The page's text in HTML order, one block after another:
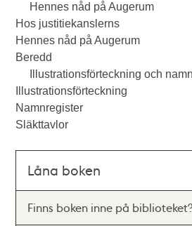
Hennes nåd på Augerum
Hos justitiekanslerns
Hennes nåd på Augerum
Beredd
Illustrationsförteckning och
Illustrationsförteckning
Namnregister
Släkttavlor
Låna boken
Finns boken inne på biblioteket?